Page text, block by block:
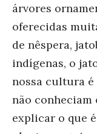
árvores
oferecidas
de nêspera,
indígenas, o
nossa cultura é
não conheciam
explicar o que